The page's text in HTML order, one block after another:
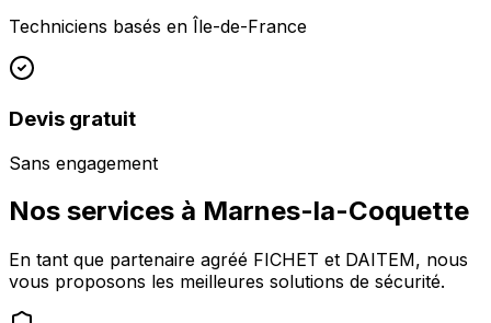
Techniciens basés en Île-de-France
Devis gratuit
Sans engagement
Nos services à Marnes-la-Coquette
En tant que partenaire agréé FICHET et DAITEM, nous
vous proposons les meilleures solutions de sécurité.